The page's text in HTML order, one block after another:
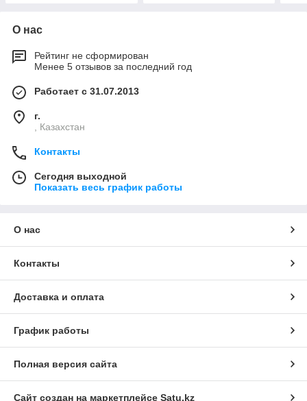
О нас
Рейтинг не сформирован
Менее 5 отзывов за последний год
Работает с 31.07.2013
г.
, Казахстан
Контакты
Сегодня выходной
Показать весь график работы
О нас
Контакты
Доставка и оплата
График работы
Полная версия сайта
Сайт создан на маркетплейсе Satu.kz